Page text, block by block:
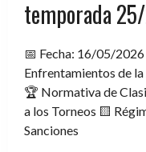
temporada
📅 Fecha: 16/05/2026
Enfrentamientos de
🏆 Normativa de
a los Torneos 🟨
Sanciones